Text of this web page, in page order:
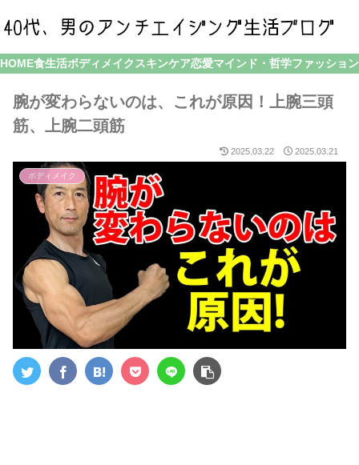
HOME食生活ボディメイク スキンケア恋愛マインド・哲学ファッション
腕が変わらないのは、これが原因！上腕三頭
筋、上腕二頭筋
2025.03.22 2025.03.21
ボディメイク